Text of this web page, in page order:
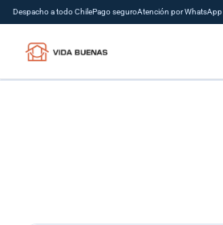
Despacho a todo ChilePago seguroAtención por WhatsApp